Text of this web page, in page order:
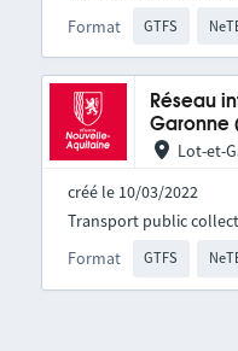
Format GTFS
Réseau
Garonne
Lot-et-
créé le 10/03/2022
Format GTFS
Transport public